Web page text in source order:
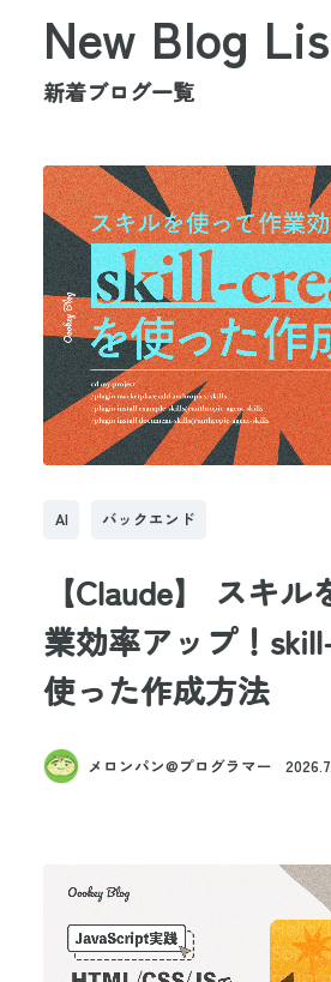
New Blog
新着ブログ一覧
AI バックエンド
【Claude】 スキル
業効率アップ！
使った作成方法
メロンパン@プログラマー